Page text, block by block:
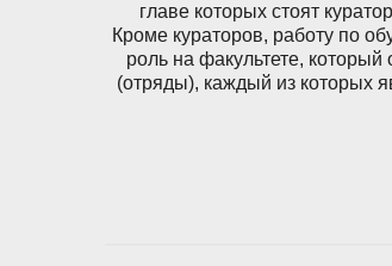
главе которых стоят
Кроме кураторов, работу по
роль на факультете,
(отряды), каждый из которых